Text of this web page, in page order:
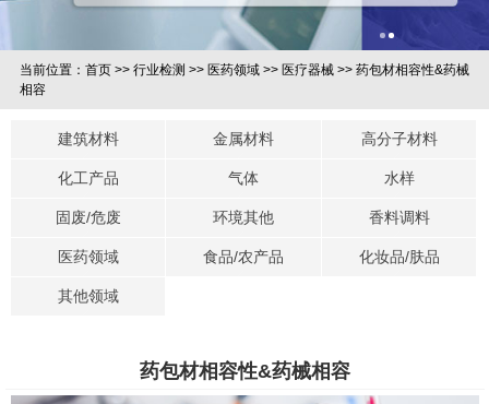
当前位置： 首页>> 行业检测 >> 医药领域>> 医疗器械 >> 药包材相容性&药械
相容
建筑材料 金属材料 高分子材料
化工产品 气体 水样
固废/危废 环境其他 香料调料
医药领域 食品/农产品 化妆品/肤品
其他领域
药包材相容性&药械相容